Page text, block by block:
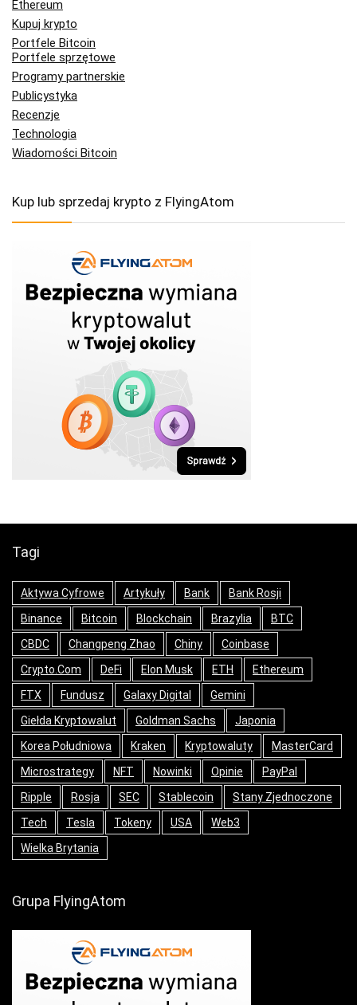
Ethereum
Kupuj krypto
Portfele Bitcoin
Portfele sprzętowe
Programy partnerskie
Publicystyka
Recenzje
Technologia
Wiadomości Bitcoin
Kup lub sprzedaj krypto z FlyingAtom
Tagi
Aktywa Cyfrowe Artykuły Bank
Bank Rosji
Binance
Bitcoin Blockchain Brazylia
BTC
CBDC
Changpeng Zhao Chiny
Coinbase
Crypto.com
DeFi Elon Musk ETH
Ethereum
FTX
Fundusz Galaxy Digital
Gemini
Giełda Kryptowalut
Goldman Sachs
Japonia
Korea Południowa
Kraken Kryptowaluty
MasterCard
Microstrategy
NFT Nowinki Opinie
PayPal
Ripple
Rosja SEC Stablecoin
Stany Zjednoczone
Tech
Tesla Tokeny USA
Web3
Wielka Brytania
Grupa FlyingAtom